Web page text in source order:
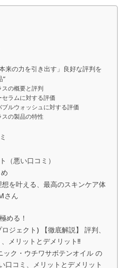
来の力を引き出す」良好な評判を
”
の概要と評判
ラムに対する評価
ルウォッシュに対する評価
の製品の特性
（悪い口コミ）
を叶える、最高のスキンケア体
さん
める！
ジェクト) 【徹底解説】 評判、
メリットとデメリット!!
ック・ウチワサボテンオイル の
口コミ、メリットとデメリット